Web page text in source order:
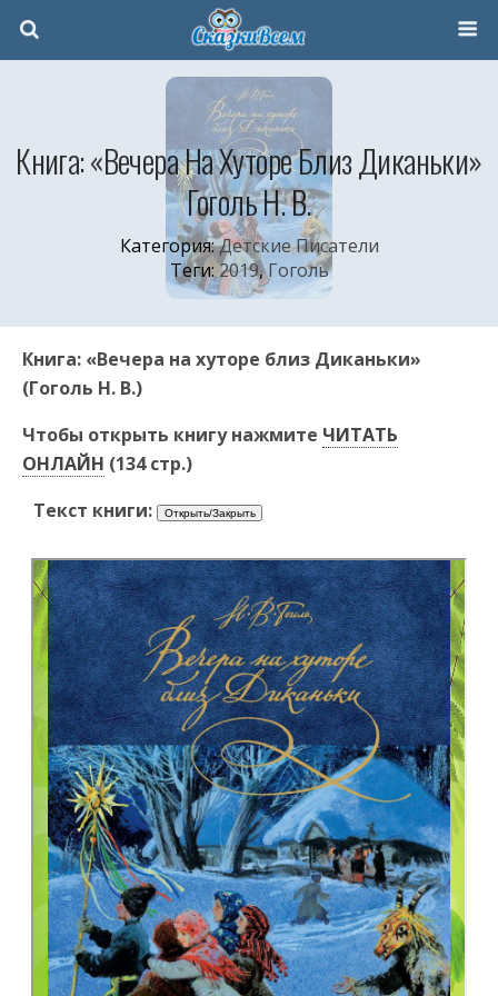
Книга: «Вечера На Хуторе Близ Диканьки»
Гоголь Н. В.
Категория:Детские Писатели
Теги:2019,Гоголь
Книга: «Вечера на хуторе близ Диканьки»
(Гоголь Н. В.)
Чтобы открыть книгу нажмите ЧИТАТЬ
ОНЛАЙН (134 стр.)
Текст книги: